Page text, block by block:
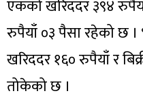
एकको खरिददर ३९४
रुपैयाँ ०३ पैसा रहेको छ
खरिददर १६० रुपैयाँ र
तोकेको छ ।